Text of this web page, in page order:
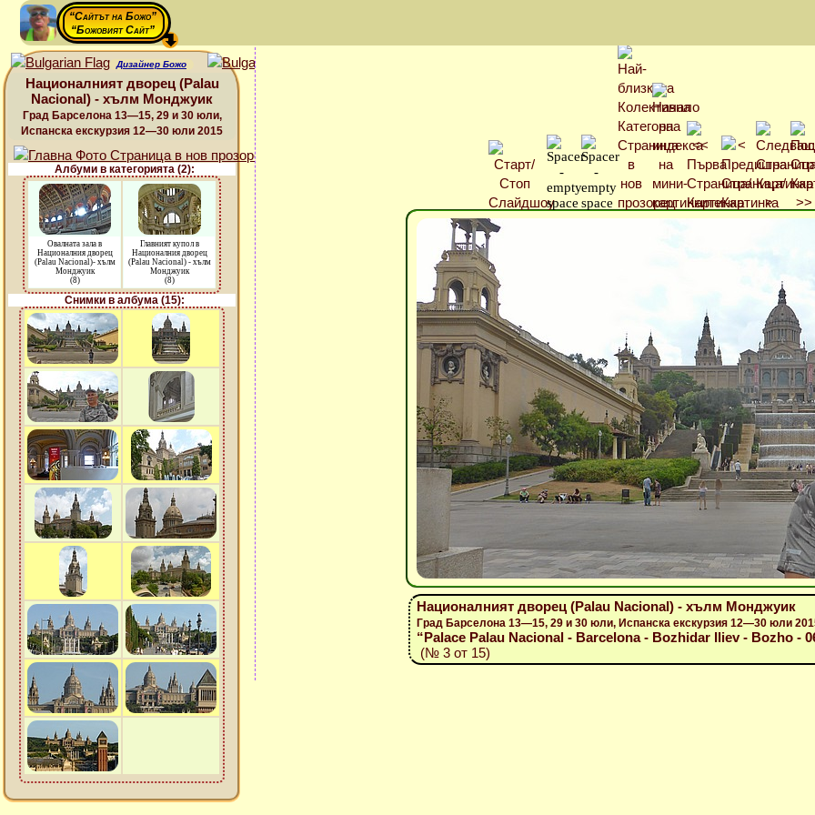
“Сайтът на Божо”
“Божовият Сайт”
Дизайнер Божо
Националният дворец (Palau
Nacional) - хълм Монджуик
Град Барселона 13—15, 29 и 30 юли,
Испанска екскурзия 12—30 юли 2015
Албуми в категорията (2):
Овалната зала в
Националния дворец
(Palau Nacional)- хълм
Монджуик
(8)
Главният купол в
Националния дворец
(Palau Nacional) - хълм
Монджуик
(8)
Снимки в албума (15):
Националният дворец (Palau Nacional) - хълм Монджуик
Град Барселона 13—15, 29 и 30 юли, Испанска екскурзия 12—30 юли
“Palace Palau Nacional - Barcelona - Bozhidar Iliev - Bozho -
(№ 3 от 15)